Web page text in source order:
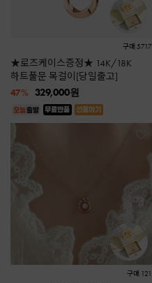
구매 5717
★로즈케이스증정★ 14K/18K
하트풀문 목걸이[당일출고]
329,000원
47%
구매 121